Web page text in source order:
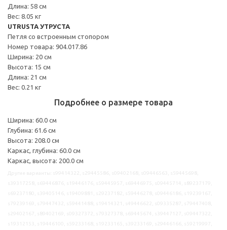
Длина: 58 см
Вес: 8.05 кг
UTRUSTA УТРУСТА
Петля со встроенным стопором
Номер товара: 904.017.86
Ширина: 20 см
Высота: 15 см
Длина: 21 см
Вес: 0.21 кг
Подробнее о размере товара
Ширина: 60.0 см
Глубина: 61.6 см
Высота: 208.0 см
Каркас, глубина: 60.0 см
Каркас, высота: 200.0 см